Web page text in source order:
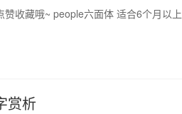
收藏哦~ people六面体 适合6个月以上
赏析